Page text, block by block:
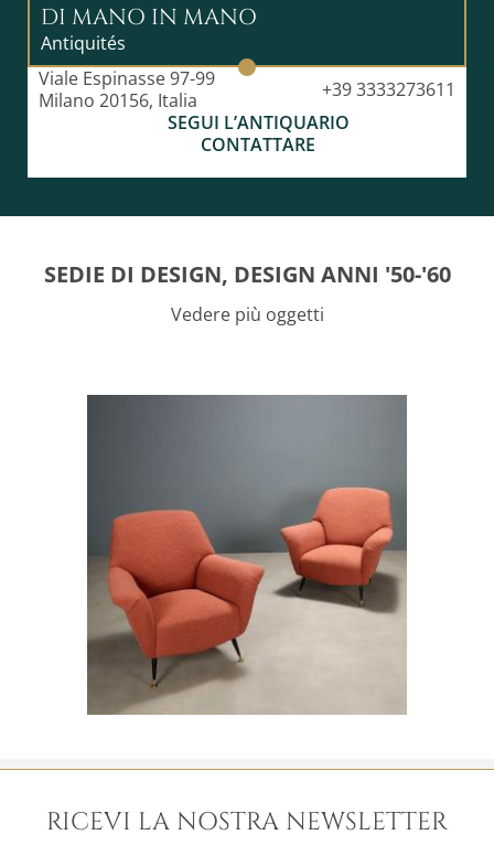
DI MANO IN MANO
Antiquités
Viale Espinasse 97-99
Milano 20156, Italia
+39 3333273611
SEGUI L’ANTIQUARIO
CONTATTARE
SEDIE DI DESIGN, DESIGN ANNI '50-'60
Vedere più oggetti
RICEVI LA NOSTRA NEWSLETTER